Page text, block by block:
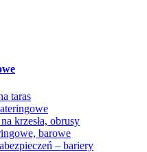
taras
krzesła, obrusy
barowe
– bariery